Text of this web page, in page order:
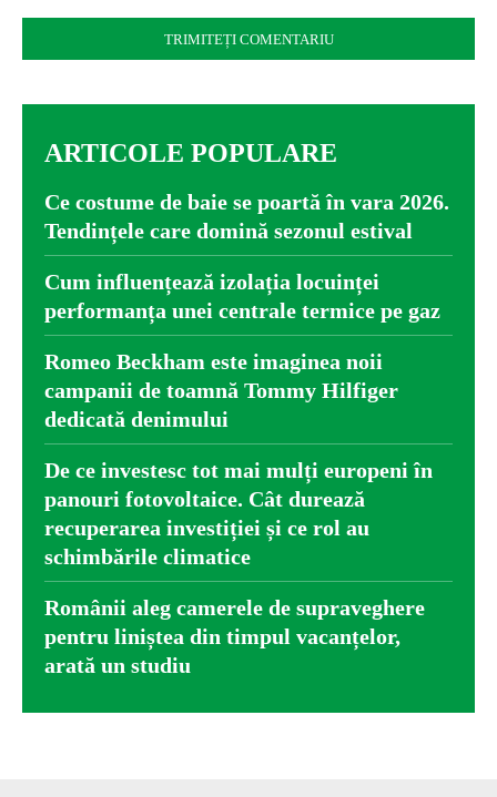
ARTICOLE POPULARE
Ce costume de baie se poartă în vara 2026.
Tendințele care domină sezonul estival
Cum influențează izolația locuinței
performanța unei centrale termice pe gaz
Romeo Beckham este imaginea noii
campanii de toamnă Tommy Hilfiger
dedicată denimului
De ce investesc tot mai mulți europeni în
panouri fotovoltaice. Cât durează
recuperarea investiției și ce rol au
schimbările climatice
Românii aleg camerele de supraveghere
pentru liniștea din timpul vacanțelor,
arată un studiu